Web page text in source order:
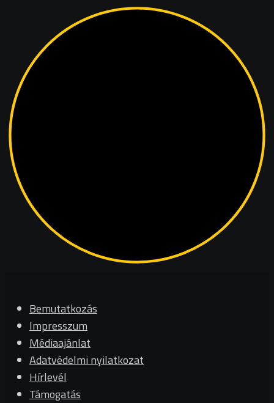
Bemutatkozás
Impresszum
Médiaajánlat
Adatvédelmi nyilatkozat
Hírlevél
Támogatás